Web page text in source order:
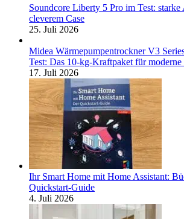
Soundcore Liberty 5 Pro im Test:
cleverem Case
25. Juli 2026
Midea Wärmepumpentrockner V3
Test: Das 10-kg-Kraftpaket für moderne
17. Juli 2026
Ihr Smart Home mit Home Assistant:
Quickstart-Guide
4. Juli 2026